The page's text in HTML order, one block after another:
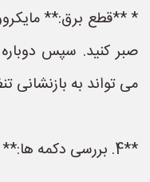
صبر کنید. سپس دوباره
می تواند به بازنشانی
**4. بررسی دکمه ها:**